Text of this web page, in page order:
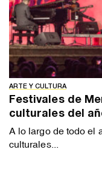
ARTE Y CULTURA
Festivales de
culturales del
A lo largo de todo el
culturales...